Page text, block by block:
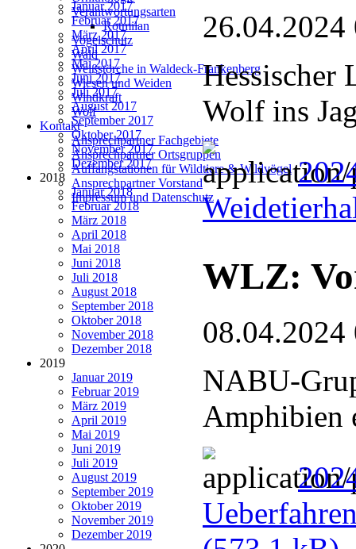
Verantwortungsarten
Rotmilan
Vogelschutz
Wald
Weißstörche in Waldeck-Frankenberg
Wiesen und Weiden
Windkraft
Wolf
Kontakt
Ansprechpartner Fachgebiete
Ansprechpartner Ortsgruppen
Auffangstationen für Wildtiere & Wildvögel
Ansprechpartner Vorstand
Impressum und Datenschutz
Januar 2017
Februar 2017
März 2017
April 2017
Mai 2017
Juni 2017
Juli 2017
August 2017
September 2017
Oktober 2017
November 2017
Dezember 2017
2018
Januar 2018
Februar 2018
März 2018
April 2018
Mai 2018
Juni 2018
Juli 2018
August 2018
September 2018
Oktober 2018
November 2018
Dezember 2018
2019
Januar 2019
Februar 2019
März 2019
April 2019
Mai 2019
Juni 2019
Juli 2019
August 2019
September 2019
Oktober 2019
November 2019
Dezember 2019
26.04.2024
Hessischer
Wolf ins
WLZ:
08.04.2024
NABU-
Amphibien